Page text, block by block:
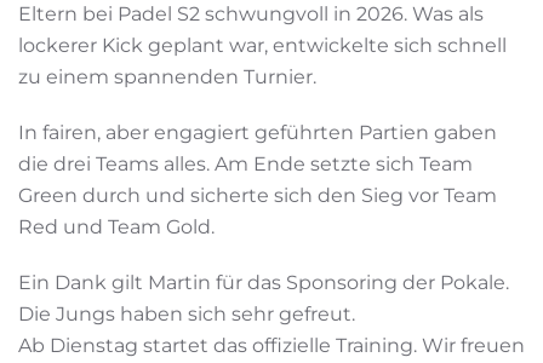
Eltern bei Padel S2 schwungvoll in 2026. Was als
lockerer Kick geplant war, entwickelte sich schnell
zu einem spannenden Turnier.
In fairen, aber engagiert geführten Partien gaben
die drei Teams alles. Am Ende setzte sich Team
Green durch und sicherte sich den Sieg vor Team
Red und Team Gold.
Ein Dank gilt Martin für das Sponsoring der Pokale.
Die Jungs haben sich sehr gefreut.
Ab Dienstag startet das offizielle Training. Wir freuen